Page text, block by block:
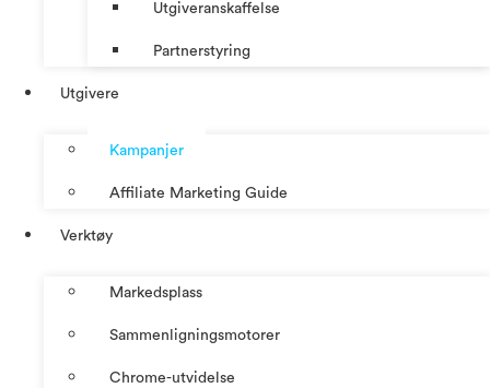
Utgiveranskaffelse
Partnerstyring
Utgivere
Kampanjer
Affiliate Marketing Guide
Verktøy
Markedsplass
Sammenligningsmotorer
Chrome-utvidelse